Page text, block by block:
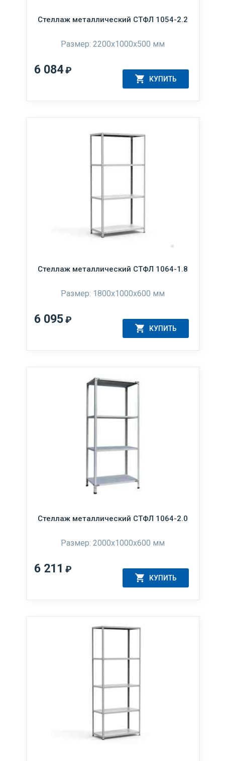
Стеллаж металлический СТФЛ 1054-2.2
Размер: 2200x1000x500 мм
6 084₽
КУПИТЬ
Стеллаж металлический СТФЛ 1064-1.8
Размер: 1800х1000х600 мм
6 095₽
КУПИТЬ
Стеллаж металлический СТФЛ 1064-2.0
Размер: 2000х1000х600 мм
6 211 ₽
КУПИТЬ